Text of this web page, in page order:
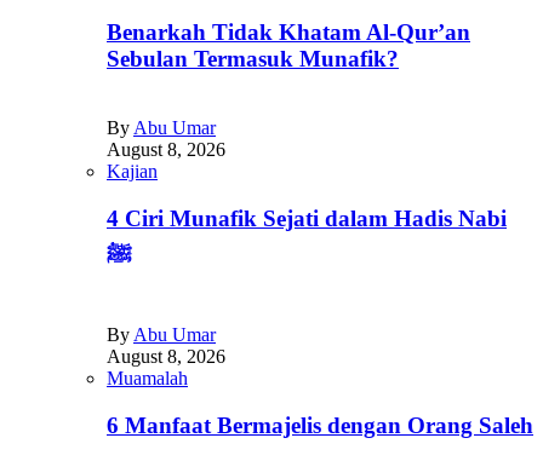
Benarkah Tidak Khatam Al-Qur’an
Sebulan Termasuk Munafik?
By Abu Umar
August 8, 2026
Kajian
4 Ciri Munafik Sejati dalam Hadis Nabi
ﷺ
By Abu Umar
August 8, 2026
Muamalah
6 Manfaat Bermajelis dengan Orang Saleh